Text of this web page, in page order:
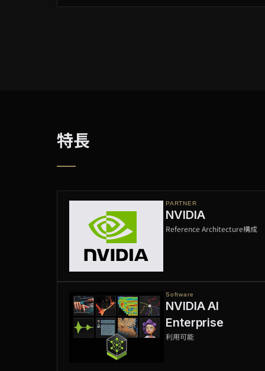
特長
PARTNER
NVIDIA
Reference Architecture構成
Software
NVIDIA AI
Enterprise
利用可能